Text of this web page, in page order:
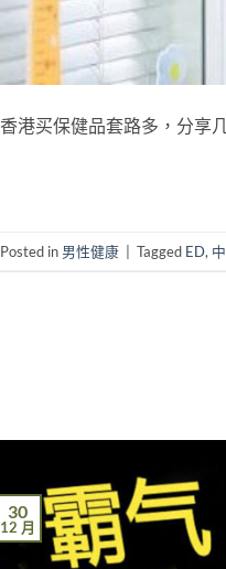
香港买保健品套路多，分享
Posted in 男性健康 Tagged ED,
30
12 月